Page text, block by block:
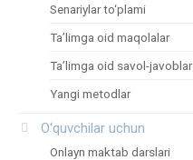
Senariylar to‘plami
Ta’limga oid maqolalar
Ta’limga oid savol-javoblar
Yangi metodlar
O‘quvchilar uchun
Onlayn maktab darslari